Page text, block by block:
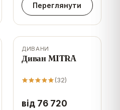
Переглянути
-6%
ДИВАНИ
Диван MITRA
(32)
від 76 720